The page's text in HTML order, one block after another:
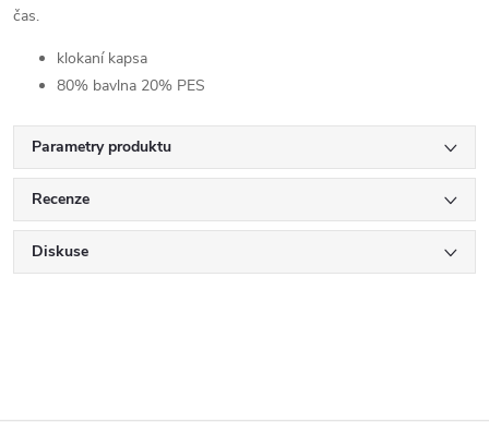
čas.
klokaní kapsa
80% bavlna 20% PES
Parametry produktu
Recenze
Diskuse